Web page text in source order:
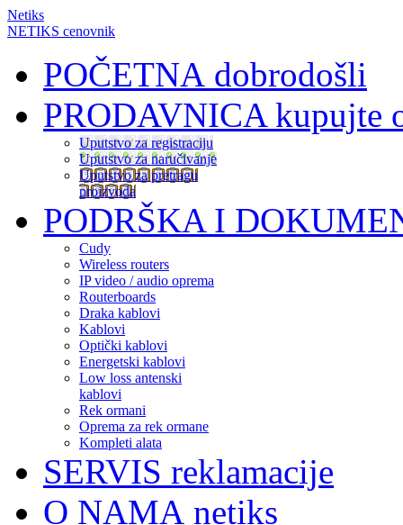
Netiks
NETIKS cenovnik
POČETNA dobrodošli
PRODAVNICAkupujte
Uputstvo za registraciju
Uputstvo za naručivanje
Uputstvo za pretragu
proizvoda
PODRŠKA I
Cudy
Wireless routers
IP video / audio oprema
Routerboards
Draka kablovi
Kablovi
Optički kablovi
Energetski kablovi
Low loss antenski
kablovi
Rek ormani
Oprema za rek ormane
Kompleti alata
SERVIS reklamacije
O NAMA netiks